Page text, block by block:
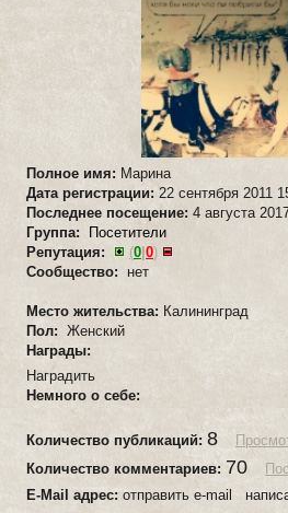
Полное имя: Марина
Дата регистрации: 22 сентября 2011
Последнее посещение: 4 августа
Группа:
Посетители
Репутация:
(0 0)
Сообщество: нет
Место жительства: Калининград
Пол: Женский
Награды:
Наградить
Немного о себе:
Количество публикаций: 8
Количество комментариев: 70
E-Mail адрес: отправить e-mail